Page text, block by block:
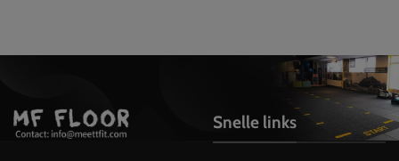
Snelle links